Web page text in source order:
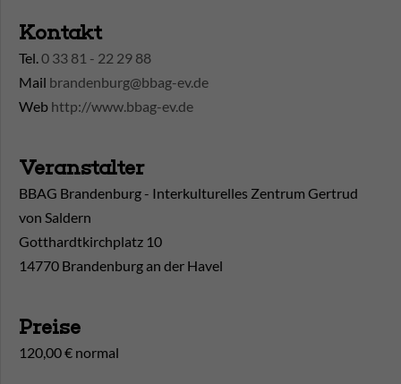
Kontakt
Tel.0 33 81 - 22 29 88
Mail brandenburg@bbag-ev.de
Web http://www.bbag-ev.de
Veranstalter
BBAG Brandenburg - Interkulturelles Zentrum Gertrud
von Saldern
Gotthardtkirchplatz 10
14770 Brandenburg an der Havel
Preise
120,00 € normal